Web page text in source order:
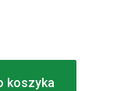
koszyka